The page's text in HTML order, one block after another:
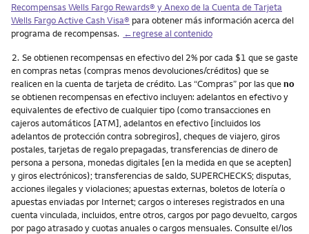
Recompensas Wells Fargo Rewards® y Anexo de la Cuenta de Tarjeta
Wells Fargo Active Cash Visa® para obtener más información acerca del
programa de recompensas. ←regrese al contenido
Nota
2. Se obtienen recompensas en efectivo del 2% por cada $1 que se gaste
en compras netas (compras menos devoluciones/créditos) que se
realicen en la cuenta de tarjeta de crédito. Las “Compras” por las queno
se obtienen recompensas en efectivo incluyen: adelantos en efectivo y
equivalentes de efectivo de cualquier tipo (como transacciones en
cajeros automáticos [ATM], adelantos en efectivo [incluidos los
adelantos de protección contra sobregiros], cheques de viajero, giros
postales, tarjetas de regalo prepagadas, transferencias de dinero de
persona a persona, monedas digitales [en la medida en que se acepten]
y giros electrónicos); transferencias de saldo, SUPERCHECKS; disputas,
acciones ilegales y violaciones; apuestas externas, boletos de lotería o
apuestas enviadas por Internet; cargos o intereses registrados en una
cuenta vinculada, incluidos, entre otros, cargos por pago devuelto, cargos
por pago atrasado y cuotas anuales o cargos mensuales. Consulte el/los